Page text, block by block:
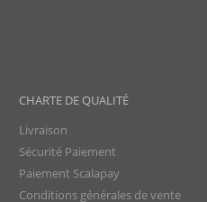
CHARTE DE QUALITÉ
Livraison
Sécurité Paiement
Paiement Scalapay
Conditions générales de vente